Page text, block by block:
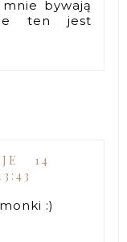
bywają
ten jest
14
:)